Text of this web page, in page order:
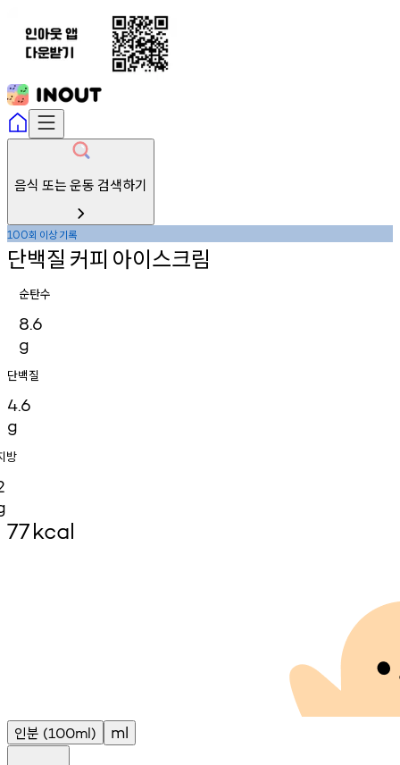
음식 또는 운동 검색하기
100회 이상기록
단백질 커피 아이스크림
순탄수
8.6
g
단백질
4.6
g
방
77kcal
인분 (100ml) ml